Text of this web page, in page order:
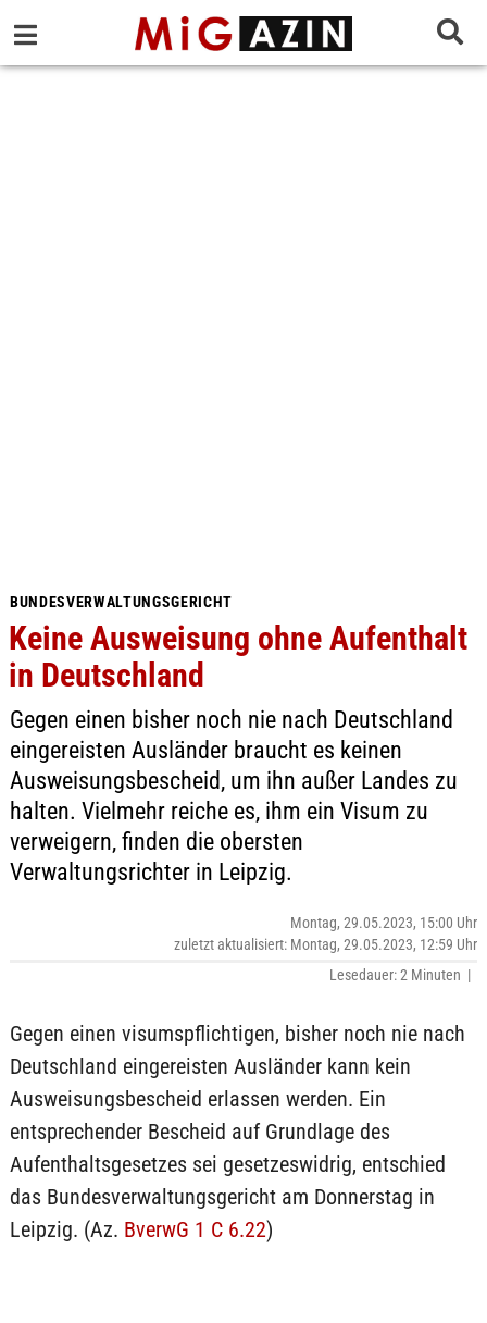
BUNDESVERWALTUNGSGERICHT
Keine Ausweisung ohne Aufenthalt
in Deutschland
Gegen einen bisher noch nie nach Deutschland
eingereisten Ausländer braucht es keinen
Ausweisungsbescheid, um ihn außer Landes zu
halten. Vielmehr reiche es, ihm ein Visum zu
verweigern, finden die obersten
Verwaltungsrichter in Leipzig.
Montag, 29.05.2023, 15:00 Uhr
zuletzt aktualisiert: Montag, 29.05.2023, 12:59 Uhr
Lesedauer: 2 Minuten |
Gegen einen visumspflichtigen, bisher noch nie nach
Deutschland eingereisten Ausländer kann kein
Ausweisungsbescheid erlassen werden. Ein
entsprechender Bescheid auf Grundlage des
Aufenthaltsgesetzes sei gesetzeswidrig, entschied
das Bundesverwaltungsgericht am Donnerstag in
Leipzig. (Az. BverwG 1 C 6.22)